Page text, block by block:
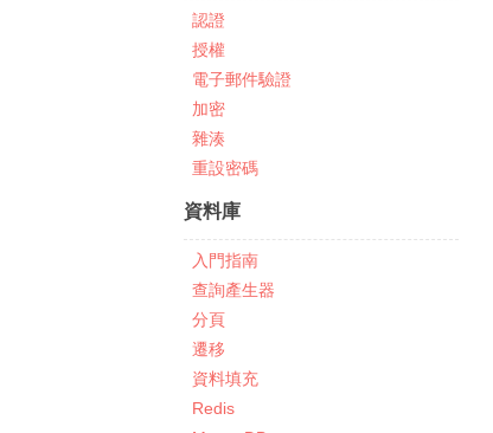
認證
授權
電子郵件驗證
加密
雜湊
重設密碼
資料庫
入門指南
查詢產生器
分頁
遷移
資料填充
Redis